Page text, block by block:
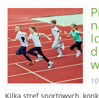
Kilka stref sportowych,